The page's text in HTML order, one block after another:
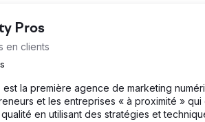
Pros
en clients
est la première agence de marketing
et les entreprises « à proximité »
en utilisant des stratégies et